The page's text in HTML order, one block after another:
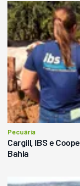
Pecuária
Cargill, IBS e
Bahia